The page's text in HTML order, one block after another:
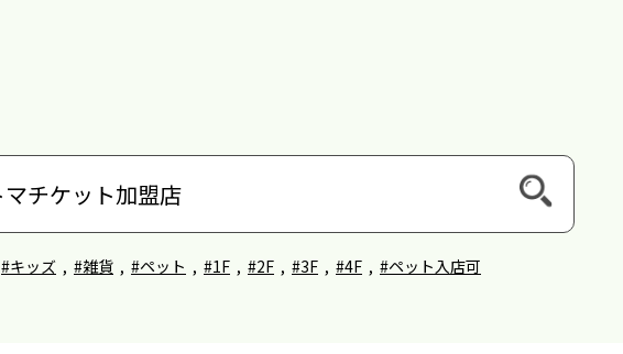
#キッズ , #雑貨 , #ペット , #1F , #2F , #3F , #4F , #ペット入店可